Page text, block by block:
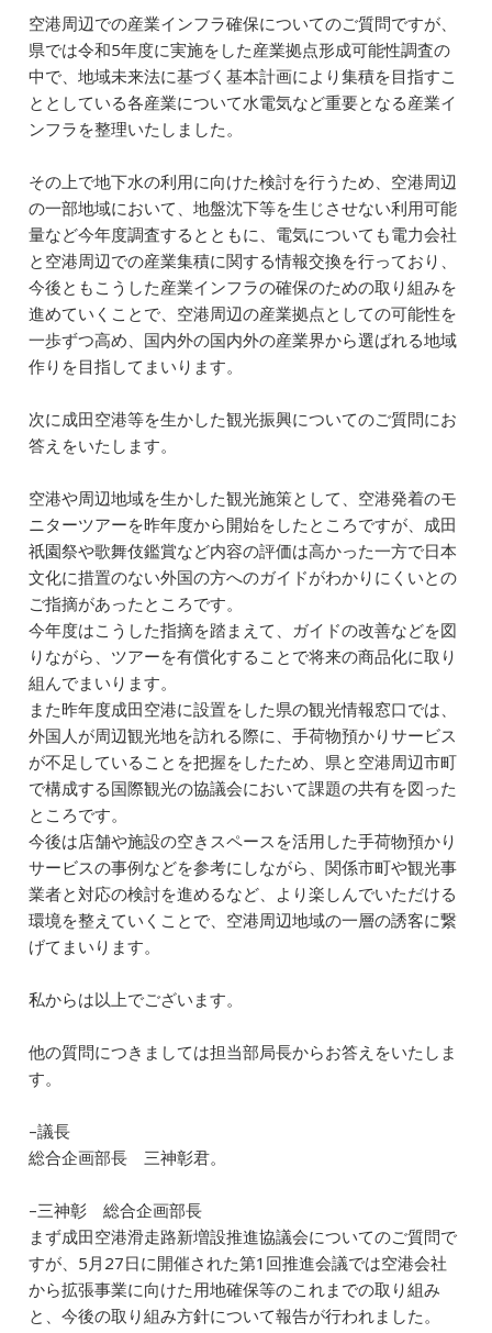
空港周辺での産業インフラ確保についてのご質問ですが、
県では令和5年度に実施をした産業拠点形成可能性調査の
中で、地域未来法に基づく基本計画により集積を目指すこ
ととしている各産業について水電気など重要となる産業イ
ンフラを整理いたしました。
その上で地下水の利用に向けた検討を行うため、空港周辺
の一部地域において、地盤沈下等を生じさせない利用可能
量など今年度調査するとともに、電気についても電力会社
と空港周辺での産業集積に関する情報交換を行っており、
今後ともこうした産業インフラの確保のための取り組みを
進めていくことで、空港周辺の産業拠点としての可能性を
一歩ずつ高め、国内外の国内外の産業界から選ばれる地域
作りを目指してまいります。
次に成田空港等を生かした観光振興についてのご質問にお
答えをいたします。
空港や周辺地域を生かした観光施策として、空港発着のモ
ニターツアーを昨年度から開始をしたところですが、成田
祇園祭や歌舞伎鑑賞など内容の評価は高かった一方で日本
文化に措置のない外国の方へのガイドがわかりにくいとの
ご指摘があったところです。
今年度はこうした指摘を踏まえて、ガイドの改善などを図
りながら、ツアーを有償化することで将来の商品化に取り
組んでまいります。
また昨年度成田空港に設置をした県の観光情報窓口では、
外国人が周辺観光地を訪れる際に、手荷物預かりサービス
が不足していることを把握をしたため、県と空港周辺市町
で構成する国際観光の協議会において課題の共有を図った
ところです。
今後は店舗や施設の空きスペースを活用した手荷物預かり
サービスの事例などを参考にしながら、関係市町や観光事
業者と対応の検討を進めるなど、より楽しんでいただける
環境を整えていくことで、空港周辺地域の一層の誘客に繋
げてまいります。
私からは以上でございます。
他の質問につきましては担当部局長からお答えをいたしま
す。
–議長
総合企画部長 三神彰君。
–三神彰 総合企画部長
まず成田空港滑走路新増設推進協議会についてのご質問で
すが、5月27日に開催された第1回推進会議では空港会社
から拡張事業に向けた用地確保等のこれまでの取り組み
と、今後の取り組み方針について報告が行われました。